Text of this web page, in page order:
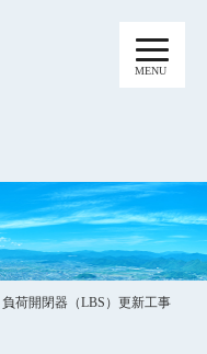
MENU
負荷開閉器（LBS）更新工事